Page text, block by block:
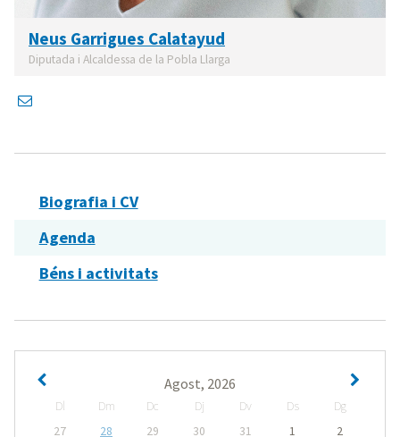
Neus Garrigues Calatayud
Diputada i Alcaldessa de la Pobla Llarga
Biografia i CV
Agenda
Béns i activitats
Agost, 2026
Dl Dm Dc Dj Dv Ds
Dg
27
28 29 30 31 1
2